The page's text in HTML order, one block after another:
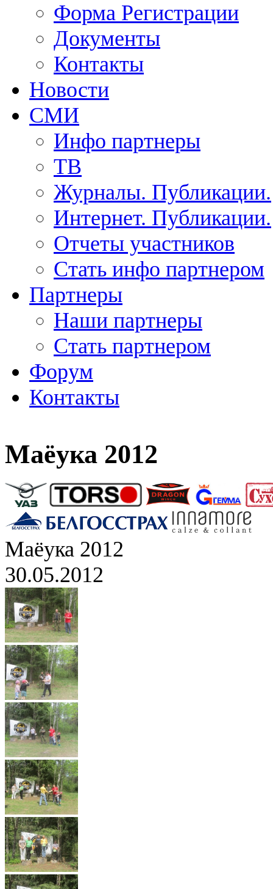
Форма Регистрации
Документы
Контакты
Новости
СМИ
Инфо партнеры
ТВ
Журналы. Публикации.
Интернет. Публикации.
Отчеты участников
Стать инфо партнером
Партнеры
Наши партнеры
Стать партнером
Форум
Контакты
Маёука 2012
Маёука 2012
30.05.2012